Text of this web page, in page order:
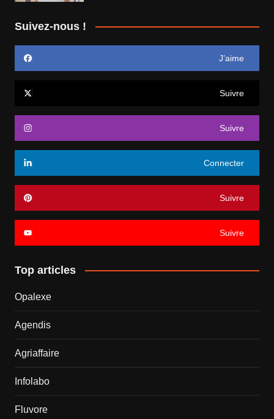
Suivez-nous !
J’aime
Suivre
Suivre
Connecter
Suivre
Suivre
Top articles
Opalexe
Agendis
Agriaffaire
Infolabo
Fluvore